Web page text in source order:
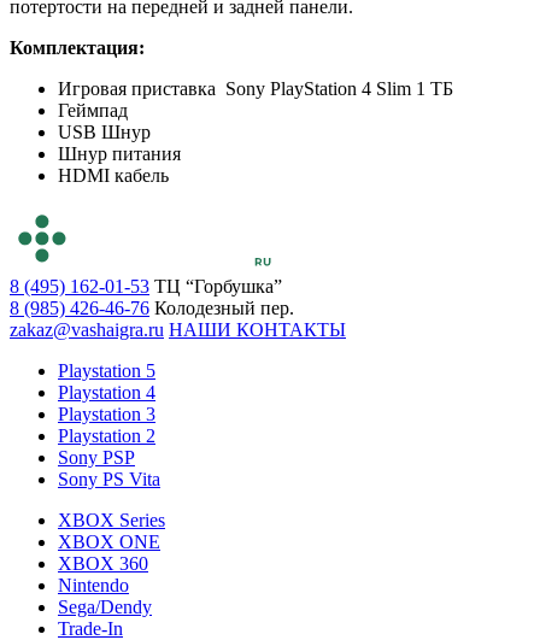
потертости на передней и задней панели.
Комплектация:
Игровая приставка Sony PlayStation 4 Slim 1 ТБ
Геймпад
USB Шнур
Шнур питания
HDMI кабель
8 (495) 162-01-53 ТЦ “Горбушка”
8 (985) 426-46-76 Колодезный пер.
zakaz@vashaigra.ru НАШИ КОНТАКТЫ
Playstation 5
Playstation 4
Playstation 3
Playstation 2
Sony PSP
Sony PS Vita
XBOX Series
XBOX ONE
XBOX 360
Nintendo
Sega/Dendy
Trade-In